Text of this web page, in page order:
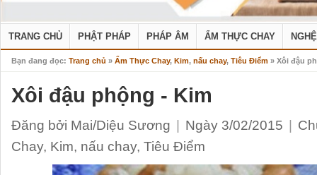
TRANG CHỦ PHẬT PHÁP PHÁP ÂM ẨM THỰC CHAY
Bạn đang đọc: Trang chủ » Ẩm Thực Chay, Kim, nấu chay, Tiêu Điểm » Xôi đậu
Xôi đậu phộng - Kim
Đăng bởi Mai/Diệu Sương Ngày 3/02/2015
Chay, Kim, nấu chay, Tiêu Điểm